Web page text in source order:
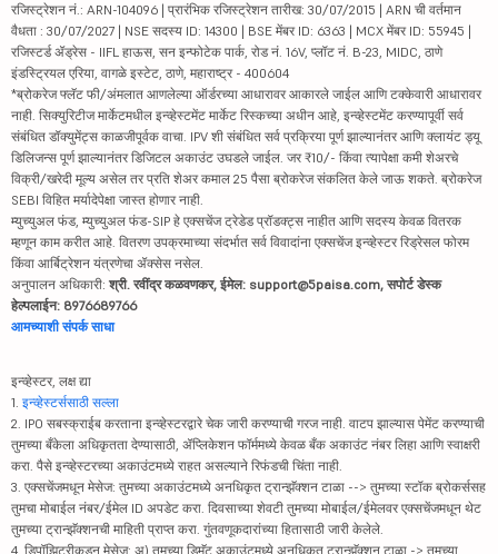
रजिस्ट्रेशन नं.: ARN-104096 | प्रारंभिक रजिस्ट्रेशन तारीख: 30/07/2015 | ARN ची वर्तमान
वैधता : 30/07/2027 | NSE सदस्य ID: 14300 | BSE मेंबर ID: 6363 | MCX मेंबर ID: 55945 |
रजिस्टर्ड ॲड्रेस - IIFL हाऊस, सन इन्फोटेक पार्क, रोड नं. 16V, प्लॉट नं. B-23, MIDC, ठाणे
इंडस्ट्रियल एरिया, वागळे इस्टेट, ठाणे, महाराष्ट्र - 400604
*ब्रोकरेज फ्लॅट फी/अंमलात आणलेल्या ऑर्डरच्या आधारावर आकारले जाईल आणि टक्केवारी आधारावर
नाही. सिक्युरिटीज मार्केटमधील इन्व्हेस्टमेंट मार्केट रिस्कच्या अधीन आहे, इन्व्हेस्टमेंट करण्यापूर्वी सर्व
संबंधित डॉक्युमेंट्स काळजीपूर्वक वाचा. IPV शी संबंधित सर्व प्रक्रिया पूर्ण झाल्यानंतर आणि क्लायंट ड्यू
डिलिजन्स पूर्ण झाल्यानंतर डिजिटल अकाउंट उघडले जाईल. जर ₹10/- किंवा त्यापेक्षा कमी शेअरचे
विक्री/खरेदी मूल्य असेल तर प्रति शेअर कमाल 25 पैसा ब्रोकरेज संकलित केले जाऊ शकते. ब्रोकरेज
SEBI विहित मर्यादेपेक्षा जास्त होणार नाही.
म्युच्युअल फंड, म्युच्युअल फंड-SIP हे एक्सचेंज ट्रेडेड प्रॉडक्ट्स नाहीत आणि सदस्य केवळ वितरक
म्हणून काम करीत आहे. वितरण उपक्रमाच्या संदर्भात सर्व विवादांना एक्सचेंज इन्व्हेस्टर रिड्रेसल फोरम
किंवा आर्बिट्रेशन यंत्रणेचा ॲक्सेस नसेल.
अनुपालन अधिकारी: श्री. रवींद्र कळवणकर, ईमेल: support@5paisa.com, सपोर्ट डेस्क
हेल्पलाईन: 8976689766
आमच्याशी संपर्क साधा
इन्व्हेस्टर, लक्ष द्या
1. इन्व्हेस्टर्ससाठी सल्ला
2. IPO सबस्क्राईब करताना इन्व्हेस्टरद्वारे चेक जारी करण्याची गरज नाही. वाटप झाल्यास पेमेंट करण्याची
तुमच्या बँकेला अधिकृतता देण्यासाठी, ॲप्लिकेशन फॉर्ममध्ये केवळ बँक अकाउंट नंबर लिहा आणि स्वाक्षरी
करा. पैसे इन्व्हेस्टरच्या अकाउंटमध्ये राहत असल्याने रिफंडची चिंता नाही.
3. एक्सचेंजमधून मेसेज: तुमच्या अकाउंटमध्ये अनधिकृत ट्रान्झॅक्शन टाळा --> तुमच्या स्टॉक ब्रोकर्ससह
तुमचा मोबाईल नंबर/ईमेल ID अपडेट करा. दिवसाच्या शेवटी तुमच्या मोबाईल/ईमेलवर एक्सचेंजमधून थेट
तुमच्या ट्रान्झॅक्शनची माहिती प्राप्त करा. गुंतवणूकदारांच्या हितासाठी जारी केलेले.
4. डिपॉझिटरीकडून मेसेज: अ) तुमच्या डिमॅट अकाउंटमध्ये अनधिकृत ट्रान्झॅक्शन टाळा -> तुमच्या